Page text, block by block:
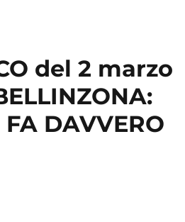
del 2 marzo
FA DAVVERO